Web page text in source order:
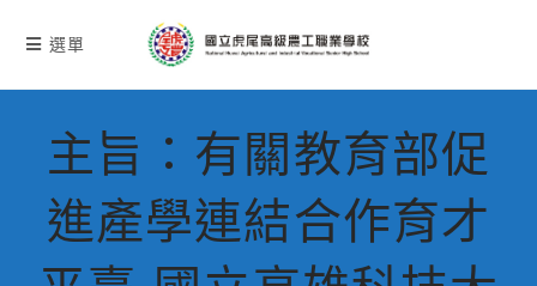
選單
主旨：有關教育部促
進產學連結合作育才